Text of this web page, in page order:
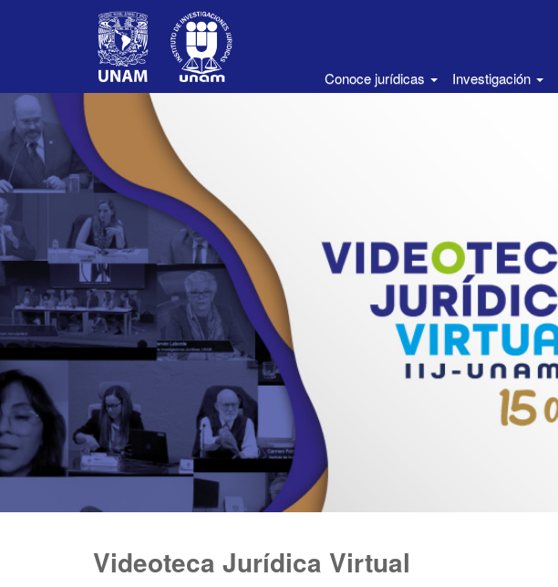
Conoce jurídicas Investigación
Videoteca Jurídica Virtual